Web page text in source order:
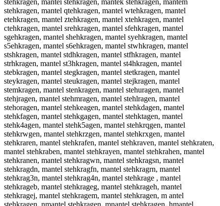
stehkragen, mantei stehkragen, mantek stehkragen, mantem
stehkragen, mantel qtehkragen, mantel wtehkragen, mantel
etehkragen, mantel ztehkragen, mantel xtehkragen, mantel
ctehkragen, mantel srehkragen, mantel sfehkragen, mantel
sgehkragen, mantel shehkragen, mantel syehkragen, mantel
s5ehkragen, mantel s6ehkragen, mantel stwhkragen, mantel
stshkragen, mantel stdhkragen, mantel stfhkragen, mantel
strhkragen, mantel st3hkragen, mantel st4hkragen, mantel
stebkragen, mantel stegkragen, mantel stetkragen, mantel
steykragen, mantel steukragen, mantel stejkragen, mantel
stemkragen, mantel stenkragen, mantel stehuragen, mantel
stehjragen, mantel stehmragen, mantel stehlragen, mantel
stehoragen, mantel stehkeagen, mantel stehkdagen, mantel
stehkfagen, mantel stehkgagen, mantel stehktagen, mantel
stehk4agen, mantel stehk5agen, mantel stehkrqgen, mantel
stehkrwgen, mantel stehkrzgen, mantel stehkrxgen, mantel
stehkraren, mantel stehkrafen, mantel stehkraven, mantel stehkraten,
mantel stehkraben, mantel stehkrayen, mantel stehkrahen, mantel
stehkranen, mantel stehkragwn, mantel stehkragsn, mantel
stehkragdn, mantel stehkragfn, mantel stehkragrn, mantel
stehkrag3n, mantel stehkrag4n, mantel stehkrage , mantel
stehkrageb, mantel stehkrageg, mantel stehkrageh, mantel
stehkragej, mantel stehkragem, mantel stehkragen, m antel